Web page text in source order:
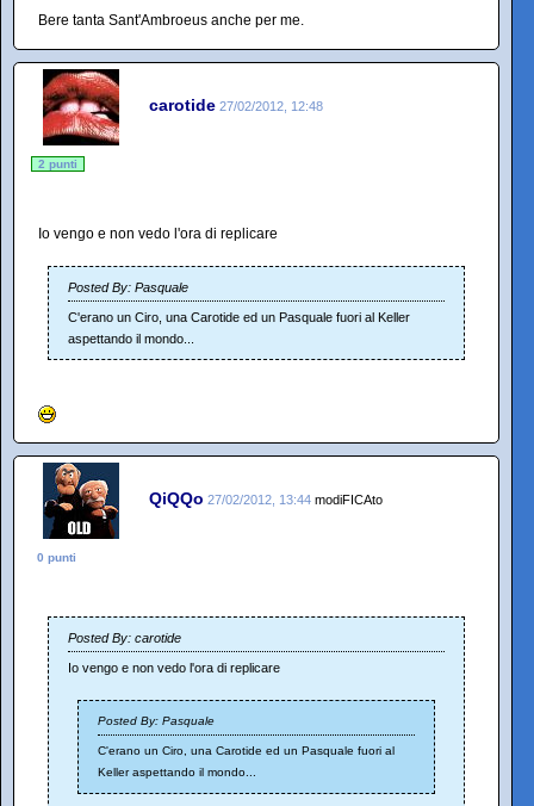
Bere tanta Sant'Ambroeus anche per me.
carotide 27/02/2012, 12:48
2 punti
Io vengo e non vedo l'ora di replicare
Posted By: Pasquale
C'erano un Ciro, una Carotide ed un Pasquale fuori al Keller
aspettando il mondo...
QiQQo 27/02/2012, 13:44 modiFICAto
0 punti
Posted By: carotide
Io vengo e non vedo l'ora di replicare
Posted By: Pasquale
C'erano un Ciro, una Carotide ed un Pasquale fuori al
Keller aspettando il mondo...